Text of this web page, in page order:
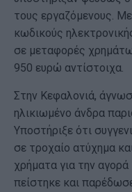
τους εργαζόμενους.
κωδικούς
σε μεταφορές
950 ευρώ αντίστοιχα.
Στην Κεφαλονιά,
ηλικιωμένο άνδρα
Υποστήριξε ότι
σε τροχαίο ατύχημα
χρήματα για την αγορά
πείστηκε και